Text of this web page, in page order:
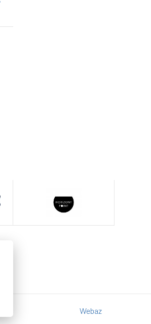
Webaz